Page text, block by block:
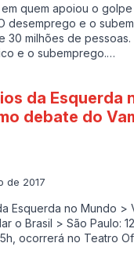
quem apoiou o
desemprego e o
30 milhões de pessoas.
e o subemprego.…
da Esquerda
debate do
de 2017
Esquerda no Mundo >
o Brasil > São Paulo:
ocorrerá no Teatro